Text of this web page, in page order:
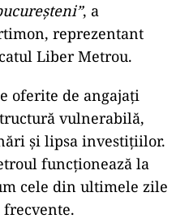
, a
reprezentant
Liber Metrou.
oferite de angajați
vulnerabilă,
și lipsa investițiilor.
funcționează la
cele din ultimele zile